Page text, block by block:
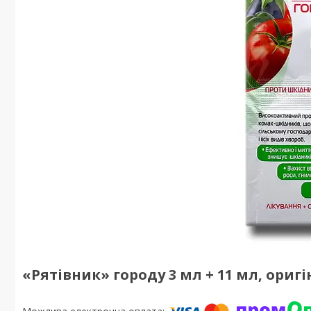
«Рятівник» городу 3 мл + 11 мл,